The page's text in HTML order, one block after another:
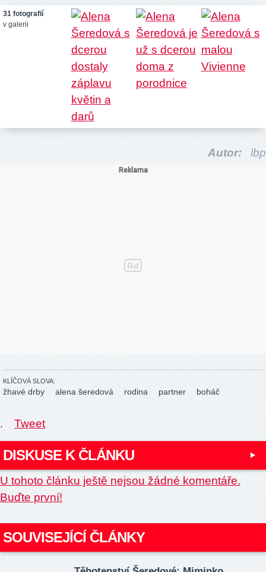
31 fotografií
v galerii
Autor: lbp
KLÍČOVÁ SLOVA:
žhavé drby alena šeredová rodina partner boháč
. Tweet
DISKUSE K ČLÁNKU
U tohoto článku ještě nejsou žádné komentáře.
Buďte první!
SOUVISEJÍCÍ ČLÁNKY